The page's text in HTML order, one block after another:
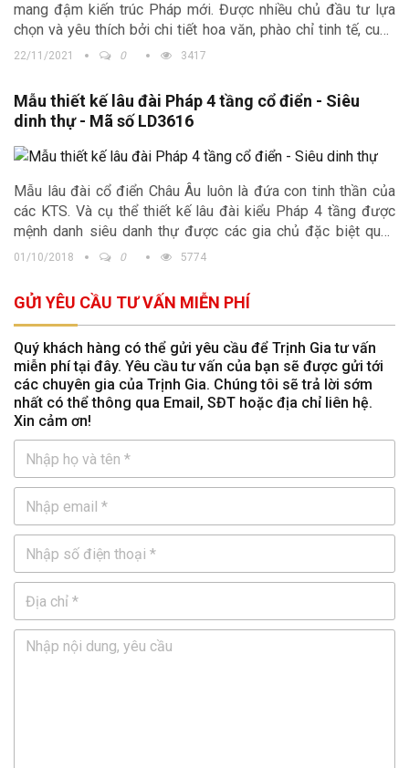
mang đậm kiến trúc Pháp mới. Được nhiều chủ đầu tư lựa
chọn và yêu thích bởi chi tiết hoa văn, phào chỉ tinh tế, cuốn
hút.
22/11/2021 0 3417
Mẫu thiết kế lâu đài Pháp 4 tầng cổ điển - Siêu
dinh thự - Mã số LD3616
Mẫu lâu đài cổ điển Châu Âu luôn là đứa con tinh thần của
các KTS. Và cụ thể thiết kế lâu đài kiểu Pháp 4 tầng được
mệnh danh siêu danh thự được các gia chủ đặc biệt quan
tâm.
01/10/2018 0 5774
GỬI YÊU CẦU TƯ VẤN MIỄN PHÍ
Quý khách hàng có thể gửi yêu cầu để Trịnh Gia tư vấn
miễn phí tại đây. Yêu cầu tư vấn của bạn sẽ được gửi tới
các chuyên gia của Trịnh Gia. Chúng tôi sẽ trả lời sớm
nhất có thể thông qua Email, SĐT hoặc địa chỉ liên hệ.
Xin cảm ơn!